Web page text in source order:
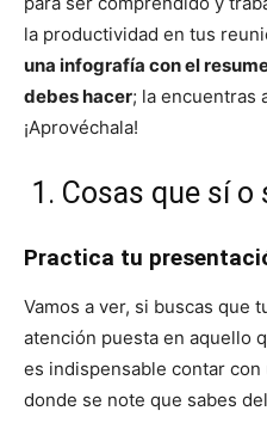
la productividad en tus
una infografía con el
debes hacer; la encuentras
¡Aprovéchala!
1. Cosas que sí o
Practica tu
Vamos a ver, si buscas que
atención puesta en aquello
es indispensable contar
donde se note que sabes